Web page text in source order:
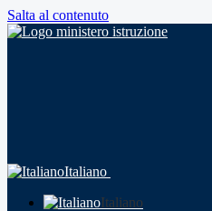
Salta al contenuto
Italiano
Italiano